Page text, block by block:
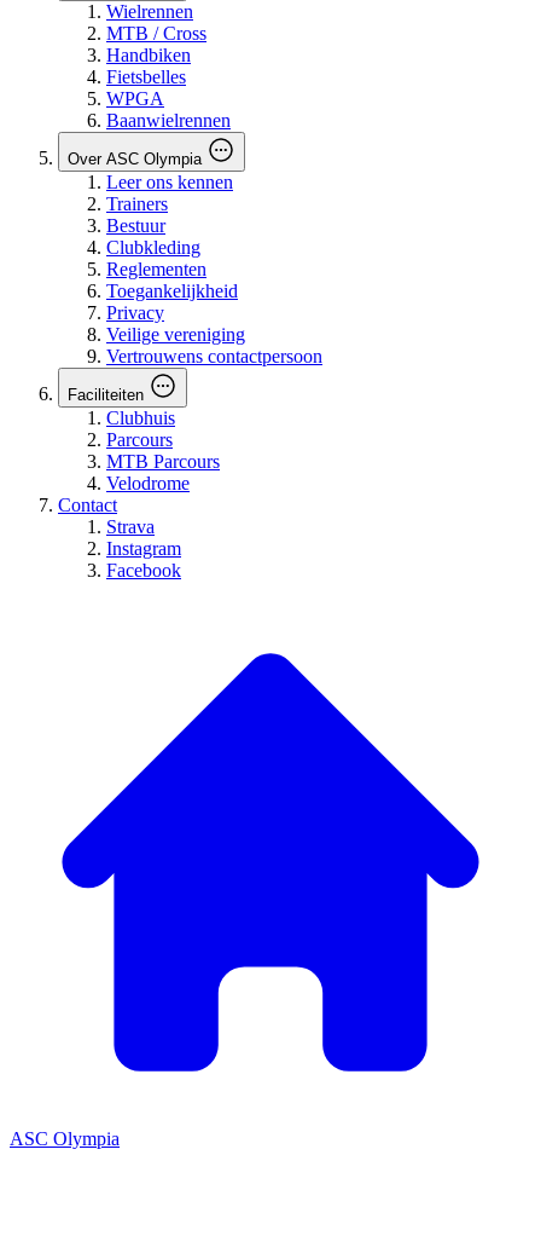
Wielrennen
MTB / Cross
Handbiken
Fietsbelles
WPGA
Baanwielrennen
Over ASC Olympia
Leer ons kennen
Trainers
Bestuur
Clubkleding
Reglementen
Toegankelijkheid
Privacy
Veilige vereniging
Vertrouwens contactpersoon
Faciliteiten
Clubhuis
Parcours
MTB Parcours
Velodrome
Contact
Strava
Instagram
Facebook
ASC Olympia